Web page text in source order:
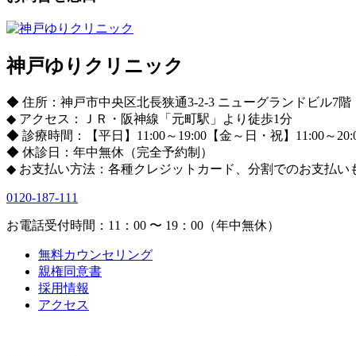
神戸ゆりクリニック
◆ 住所：神戸市中央区北長狭通3-2-3 ニューグランドビル7階
◆ アクセス：ＪＲ・阪神線「元町駅」より徒歩1分
◆ 診療時間：【平日】11:00～19:00【金～日・祝】11:00～
◆ 休診日：年中無休（完全予約制）
◆ お支払い方法：各種クレジットカード、分割でのお支払い
0120-187-111
お電話受付時間：11：00 〜 19：00（年中無休）
無料カウンセリング
親権同意書
採用情報
アクセス